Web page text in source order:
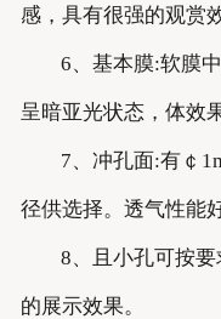
感，具有很强的观赏
6、基本膜:软膜
呈暗亚光状态，体效
7、冲孔面:有￠
径供选择。透气性能
8、且小孔可按
的展示效果。